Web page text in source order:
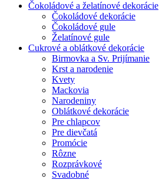
Čokoládové a želatínové dekorácie
Čokoládové dekorácie
Čokoládové gule
Želatínové gule
Cukrové a oblátkové dekorácie
Birmovka a Sv. Prijímanie
Krst a narodenie
Kvety
Mackovia
Narodeniny
Oblátkové dekorácie
Pre chlapcov
Pre dievčatá
Promócie
Rôzne
Rozprávkové
Svadobné